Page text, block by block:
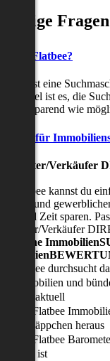
Fragen
ist Flatbee?
ist eine
Ziel ist es, die
zeitsparend wie
für
Verkäufer
Flatbee kannst du
und
und Zeit sparen.
Verkäufer
in-one
Flatbee durchsucht
Immobilien und
tagesaktuell
Der Flatbee
Schnäppchen heraus
Der Flatbee
teuer ist